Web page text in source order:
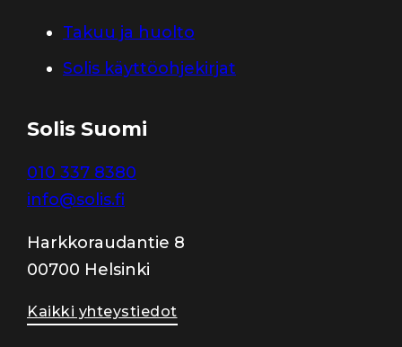
Takuu ja huolto
Solis käyttöohjekirjat
Solis Suomi
010 337 8380
info@solis.fi
Harkkoraudantie 8
00700 Helsinki
Kaikki yhteystiedot